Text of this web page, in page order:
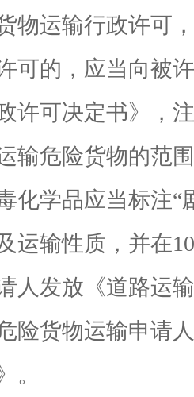
物运输行政许可
的，应当向被许
许可决定书》，
输危险货物的范
化学品应当标注“
运输性质，并在
人发放《道路运
险货物运输申请
。